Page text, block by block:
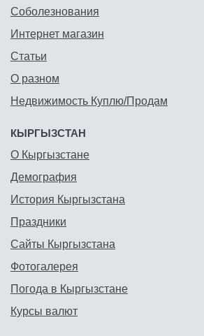
Соболезнования
Интернет магазин
Статьи
О разном
Недвижимость Куплю/Продам
КЫРГЫЗСТАН
О Кыргызстане
Демография
История Кыргызстана
Праздники
Сайты Кыргызстана
Фотогалерея
Погода в Кыргызстане
Курсы валют